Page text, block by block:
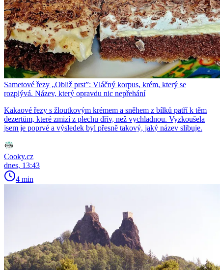
Sametové řezy „Obliž prst”: Vláčný korpus, krém, který se
rozplývá. Název, který opravdu nic nepřehání
Kakaové řezy s žloutkovým krémem a sněhem z bílků patří k těm
dezertům, které zmizí z plechu dřív, než vychladnou. Vyzkoušela
jsem je poprvé a výsledek byl přesně takový, jaký název slibuje.
Cooky.cz
dnes, 13:43
4 min